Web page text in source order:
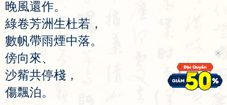
晚風還作。
綠卷芳洲生杜若 ，
數帆帶雨煙中落。
傍向來、
沙觜共停棧 ，
傷飄泊。